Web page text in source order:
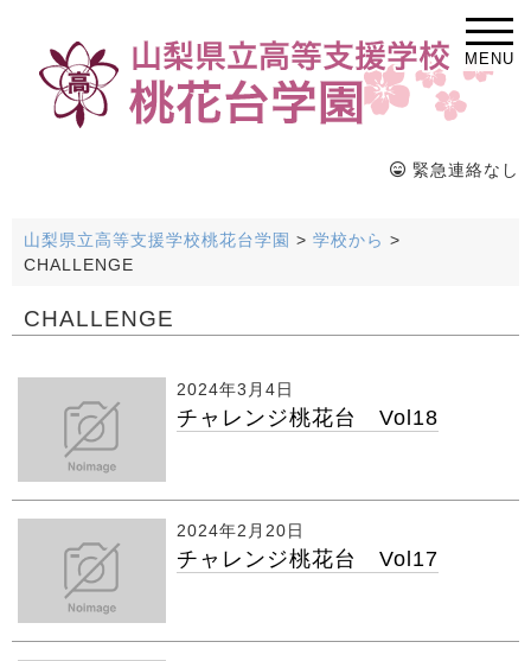
MENU
緊急連絡なし
山梨県立高等支援学校桃花台学園 > 学校から >
CHALLENGE
CHALLENGE
2024年3月4日
チャレンジ桃花台 Vol18
2024年2月20日
チャレンジ桃花台 Vol17